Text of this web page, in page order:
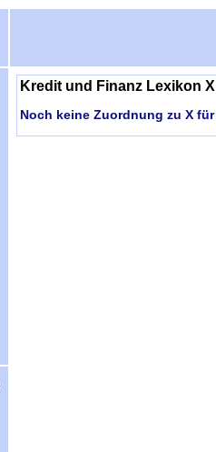
Kredit und Finanz Lexikon X
Noch keine Zuordnung zu X